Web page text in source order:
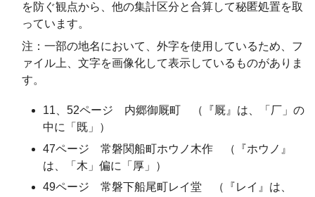
を防ぐ観点から、他の集計区分と合算して秘匿処置を取
っています。
注：一部の地名において、外字を使用しているため、フ
ァイル上、文字を画像化して表示しているものがありま
す。
11、52ページ 内郷御厩町 （『厩』は、「厂」の
中に「既」）
47ページ 常磐関船町ホウノ木作 （『ホウノ』
は、「木」偏に「厚」）
49ページ 常磐下船尾町レイ堂 （『レイ』は、